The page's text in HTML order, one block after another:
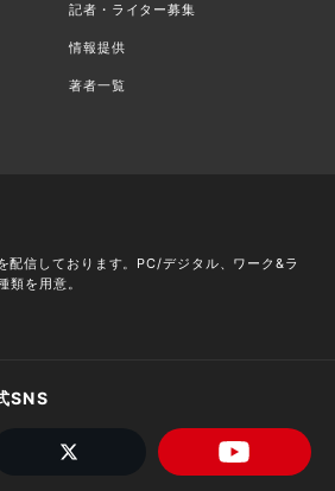
記者・ライター募集
情報提供
著者一覧
配信しております。PC/デジタル、ワーク&ラ
類を用意。
SNS